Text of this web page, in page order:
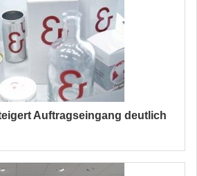
Auftragseingang deutlich